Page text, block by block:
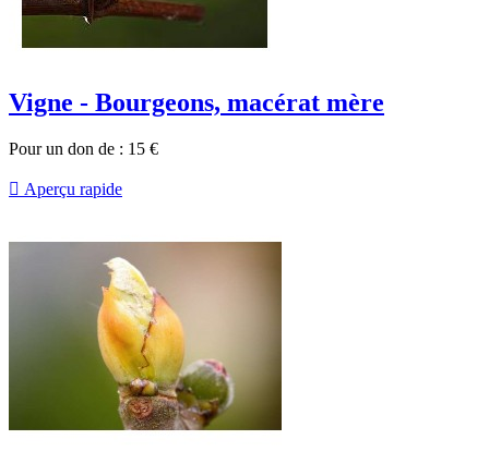
Vigne - Bourgeons, macérat mère
Pour un don de : 15 €
 Aperçu rapide